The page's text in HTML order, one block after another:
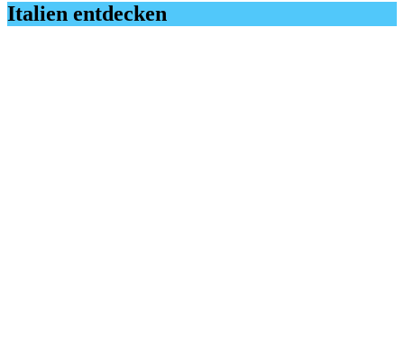
Italien entdecken